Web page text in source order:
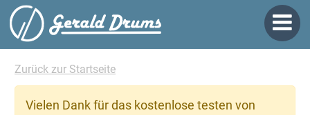
Zurück zur Startseite
Vielen Dank für das kostenlose testen von